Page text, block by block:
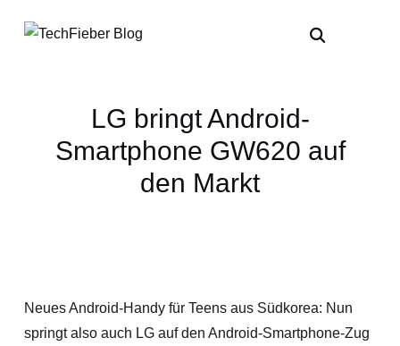
LG bringt Android-
Smartphone GW620 auf
den Markt
Neues Android-Handy für Teens aus Südkorea: Nun
springt also auch LG auf den Android-Smartphone-Zug